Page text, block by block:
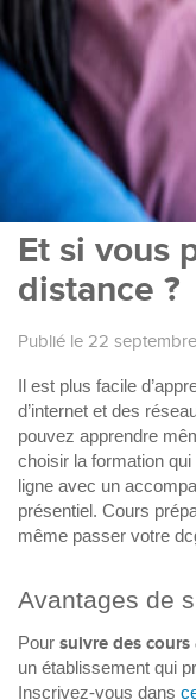
Et si vous
distance ?
Publié le 22
Il est plus facile
d’internet et des
pouvez apprendre
choisir la formation
ligne avec un
présentiel. Cours
même passer votre
Avantages de
Pour suivre des cours
un établissement qui
Inscrivez-vous dans